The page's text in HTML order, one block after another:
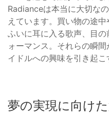
Radianceは本当に大切な
えています。買い物の途
ふいに耳に入る歌声、目
ォーマンス。それらの瞬
イドルへの興味を引き起こ
夢の実現に向け